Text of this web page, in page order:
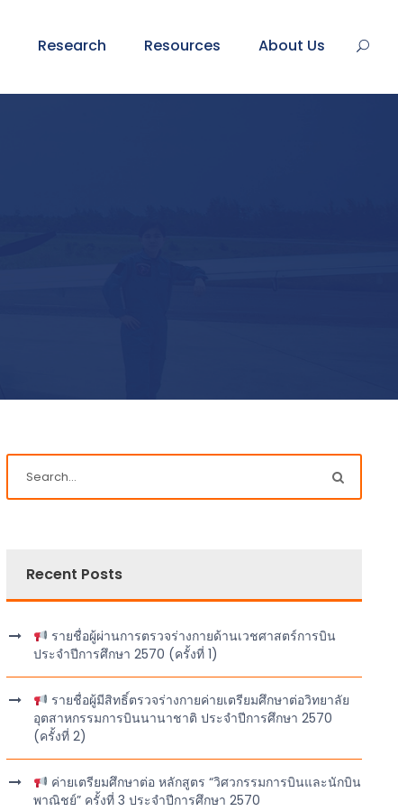
Research Resources About Us
Recent Posts
รายชื่อผู้ผ่านการตรวจร่างกายด้านเวชศาสตร์การบิน
ประจำปีการศึกษา 2570 (ครั้งที่ 1)
รายชื่อผู้มีสิทธิ์ตรวจร่างกายค่ายเตรียมศึกษาต่อวิทยาลัย
อุตสาหกรรมการบินนานาชาติ ประจำปีการศึกษา 2570
(ครั้งที่ 2)
ค่ายเตรียมศึกษาต่อ หลักสูตร “วิศวกรรมการบินและนักบิน
พาณิชย์” ครั้งที่ 3 ประจำปีการศึกษา 2570